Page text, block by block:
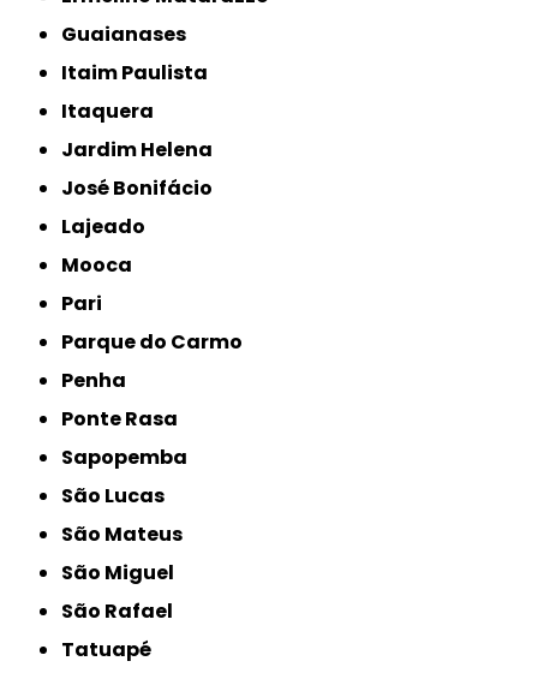
Guaianases
Itaim Paulista
Itaquera
Jardim Helena
José Bonifácio
Lajeado
Mooca
Pari
Parque do Carmo
Penha
Ponte Rasa
Sapopemba
São Lucas
São Mateus
São Miguel
São Rafael
Tatuapé